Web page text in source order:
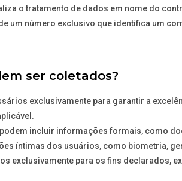
o tratamento de dados em nome do
um número exclusivo que identifica um
ser coletados?
exclusivamente para garantir a
incluir informações formais, como
íntimas dos usuários, como biometria,
exclusivamente para os fins declarados,